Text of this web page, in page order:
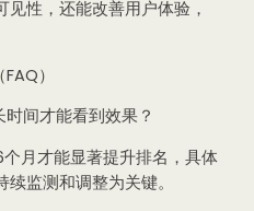
性，还能改善用户体验，
）
间才能看到效果？
月才能显著提升排名，具体
监测和调整为关键。